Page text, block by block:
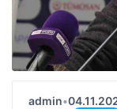
admin•